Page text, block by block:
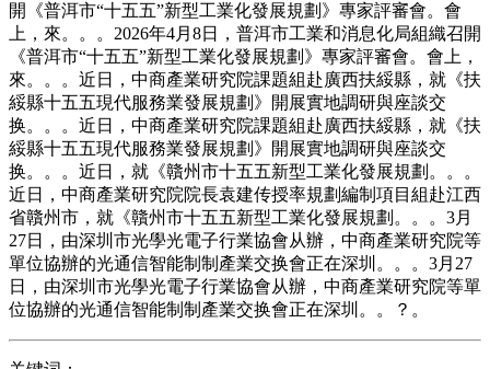
開《普洱市“十五五”新型工業化發展規劃》專家評審會。會
上，來。。。2026年4月8日，普洱市工業和消息化局組織召開
《普洱市“十五五”新型工業化發展規劃》專家評審會。會上，
來。。。近日，中商產業研究院課題組赴廣西扶綏縣，就《扶
綏縣十五五現代服務業發展規劃》開展實地調研與座談交
换。。。近日，中商產業研究院課題組赴廣西扶綏縣，就《扶
綏縣十五五現代服務業發展規劃》開展實地調研與座談交
换。。。近日，就《贛州市十五五新型工業化發展規劃。。。
近日，中商產業研究院院長袁建传授率規劃編制項目組赴江西
省贛州市，就《贛州市十五五新型工業化發展規劃。。。3月
27日，由深圳市光學光電子行業協會从辦，中商產業研究院等
單位協辦的光通信智能制制產業交换會正在深圳。。。3月27
日，由深圳市光學光電子行業協會从辦，中商產業研究院等單
位協辦的光通信智能制制產業交换會正在深圳。。？。